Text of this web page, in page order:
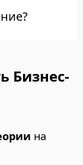
Бизнес-
на